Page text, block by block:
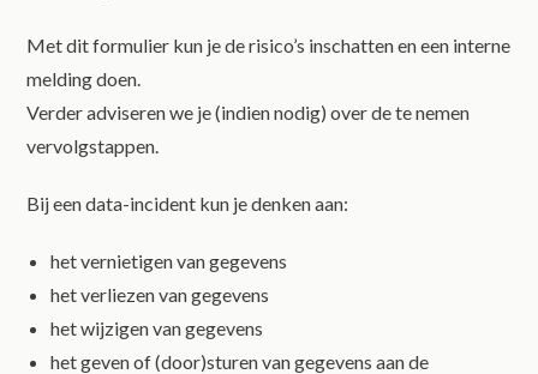
Met dit formulier kun je de risico’s inschatten en een interne
melding doen.
Verder adviseren we je (indien nodig) over de te nemen
vervolgstappen.
Bij een data-incident kun je denken aan:
het vernietigen van gegevens
het verliezen van gegevens
het wijzigen van gegevens
het geven of (door)sturen van gegevens aan de